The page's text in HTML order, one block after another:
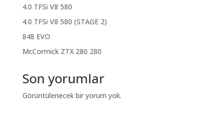
4.0 TFSi V8 580
4.0 TFSi V8 580 (STAGE 2)
848 EVO
McCormick ZTX 280 280
Son yorumlar
Görüntülenecek bir yorum yok.